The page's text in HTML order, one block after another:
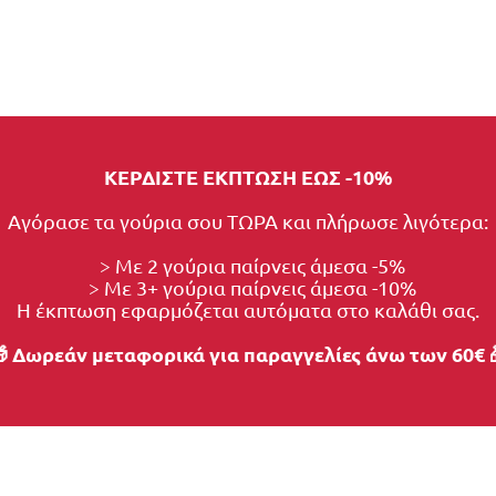
ΚΕΡΔΙΣΤΕ ΕΚΠΤΩΣΗ ΕΩΣ -10%
Αγόρασε τα γούρια σου ΤΩΡΑ και πλήρωσε λιγότερα:
> Με 2 γούρια παίρνεις άμεσα -5%
> Με 3+ γούρια παίρνεις άμεσα -10%
Η έκπτωση εφαρμόζεται αυτόματα στο καλάθι σας.
Δωρεάν μεταφορικά για παραγγελίες άνω των 60€